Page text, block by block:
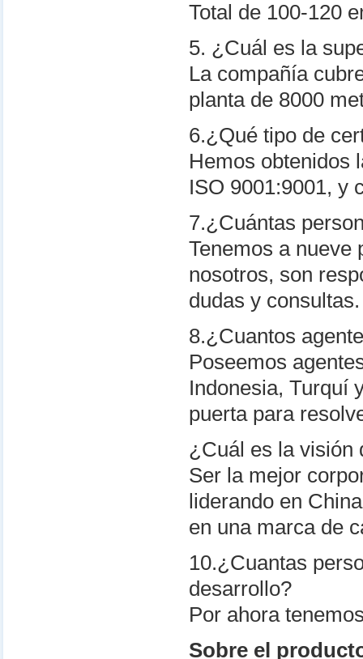
Total de 100-120
5. ¿Cuál es la
La compañía
planta de 8000
6.¿Qué tipo de
Hemos obtenidos
ISO 9001:9001, y
7.¿Cuántas
Tenemos a nueve
nosotros, son
dudas y consultas.
8.¿Cuantos
Poseemos
Indonesia, Turquí
puerta para
¿Cuál es la visión
Ser la mejor
liderando en
en una marca de
10.¿Cuantas
desarrollo?
Por ahora
Sobre el